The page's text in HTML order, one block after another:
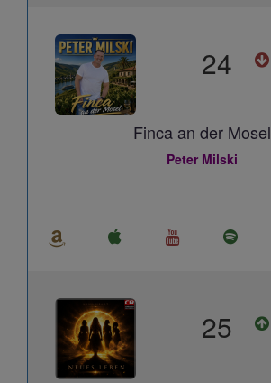
24
Finca an der Mosel
Peter Milski
25